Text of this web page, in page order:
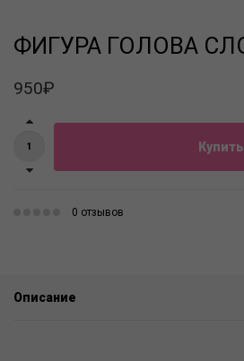
ФИГУРА ГОЛОВА
950₽
Купить
0 отзывов
Описание